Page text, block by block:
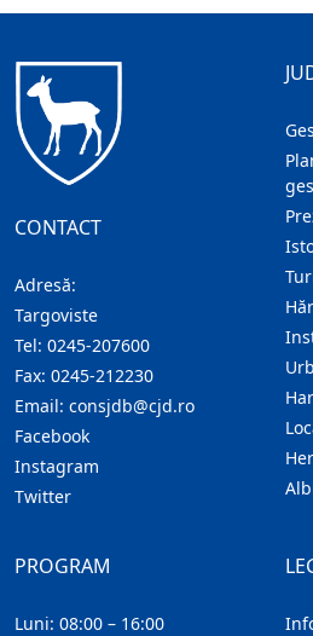
CONTACT
Adresă:
Targoviste
Tel: 0245-207600
Fax: 0245-212230
Email: consjdb@cjd.ro
Facebook
Instagram
Twitter
PROGRAM
Luni: 08:00 – 16:00